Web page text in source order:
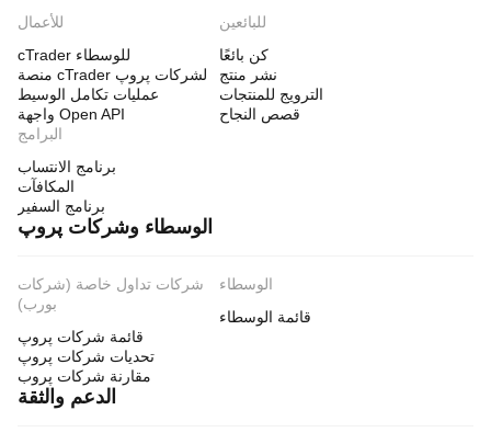
للأعمال
cTrader للوسطاء
منصة cTrader لشركات پروپ
عمليات تكامل الوسيط
واجهة Open API
للبائعين
كن بائعًا
نشر منتج
الترويج للمنتجات
قصص النجاح
البرامج
برنامج الانتساب
المكافآت
برنامج السفير
الوسطاء وشركات پروپ
شركات تداول خاصة (شركات
بورب)
قائمة شركات پروپ
تحديات شركات پروپ
مقارنة شركات پروب
الوسطاء
قائمة الوسطاء
الدعم والثقة